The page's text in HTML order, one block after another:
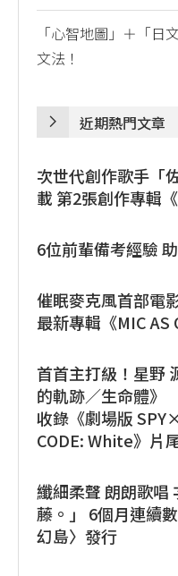
「心智地圖」＋「日
文法！
近期熱門文章
次世代創作歌手「
載 第2張創作專輯
6位前輩備考經驗
催眠麥克風首部電
最新專輯《MIC AS
首首主打級！星野
的軌跡／生命體》
收錄《劇場版
CODE: White》片
纖細柔聲 朗朗歌唱
藤。」 6個月連續
幻島〉發行